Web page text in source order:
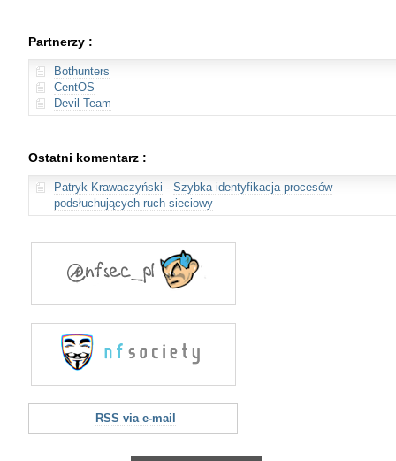
Partnerzy :
Bothunters
CentOS
Devil Team
Ostatni komentarz :
Patryk Krawaczyński - Szybka identyfikacja procesów
podsłuchujących ruch sieciowy
RSS via e-mail